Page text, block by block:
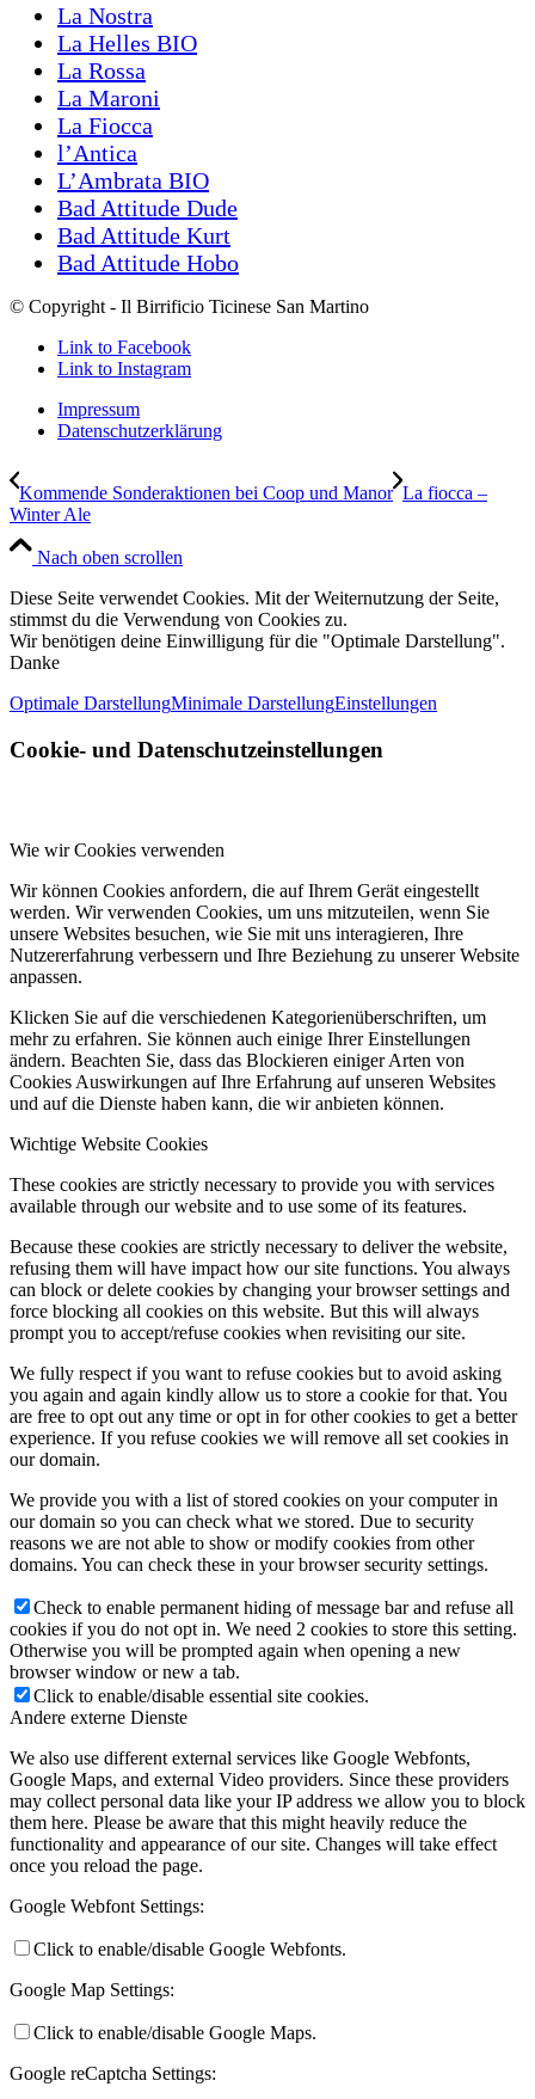
La Nostra
La Helles BIO
La Rossa
La Maroni
La Fiocca
l’Antica
L’Ambrata BIO
Bad Attitude Dude
Bad Attitude Kurt
Bad Attitude Hobo
© Copyright - Il Birrificio Ticinese San Martino
Link to Facebook
Link to Instagram
Impressum
Datenschutzerklärung
Kommende Sonderaktionen bei Coop und Manor La fiocca –
Winter Ale
Nach oben scrollen
Diese Seite verwendet Cookies. Mit der Weiternutzung der Seite,
stimmst du die Verwendung von Cookies zu.
Wir benötigen deine Einwilligung für die "Optimale Darstellung".
Danke
Optimale DarstellungMinimale DarstellungEinstellungen
Cookie- und Datenschutzeinstellungen
Wie wir Cookies verwenden
Wir können Cookies anfordern, die auf Ihrem Gerät eingestellt
werden. Wir verwenden Cookies, um uns mitzuteilen, wenn Sie
unsere Websites besuchen, wie Sie mit uns interagieren, Ihre
Nutzererfahrung verbessern und Ihre Beziehung zu unserer Website
anpassen.
Klicken Sie auf die verschiedenen Kategorienüberschriften, um
mehr zu erfahren. Sie können auch einige Ihrer Einstellungen
ändern. Beachten Sie, dass das Blockieren einiger Arten von
Cookies Auswirkungen auf Ihre Erfahrung auf unseren Websites
und auf die Dienste haben kann, die wir anbieten können.
Wichtige Website Cookies
These cookies are strictly necessary to provide you with services
available through our website and to use some of its features.
Because these cookies are strictly necessary to deliver the website,
refusing them will have impact how our site functions. You always
can block or delete cookies by changing your browser settings and
force blocking all cookies on this website. But this will always
prompt you to accept/refuse cookies when revisiting our site.
We fully respect if you want to refuse cookies but to avoid asking
you again and again kindly allow us to store a cookie for that. You
are free to opt out any time or opt in for other cookies to get a better
experience. If you refuse cookies we will remove all set cookies in
our domain.
We provide you with a list of stored cookies on your computer in
our domain so you can check what we stored. Due to security
reasons we are not able to show or modify cookies from other
domains. You can check these in your browser security settings.
Check to enable permanent hiding of message bar and refuse all
cookies if you do not opt in. We need 2 cookies to store this setting.
Otherwise you will be prompted again when opening a new
browser window or new a tab.
Click to enable/disable essential site cookies.
Andere externe Dienste
We also use different external services like Google Webfonts,
Google Maps, and external Video providers. Since these providers
may collect personal data like your IP address we allow you to block
them here. Please be aware that this might heavily reduce the
functionality and appearance of our site. Changes will take effect
once you reload the page.
Google Webfont Settings:
Click to enable/disable Google Webfonts.
Google Map Settings:
Click to enable/disable Google Maps.
Google reCaptcha Settings: